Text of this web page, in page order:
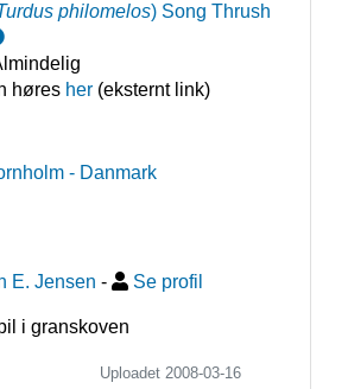
philomelos) Song Thrush
høres her(eksternt link)
- Danmark
E. Jensen - Se profil
i granskoven
Uploadet 2008-03-16